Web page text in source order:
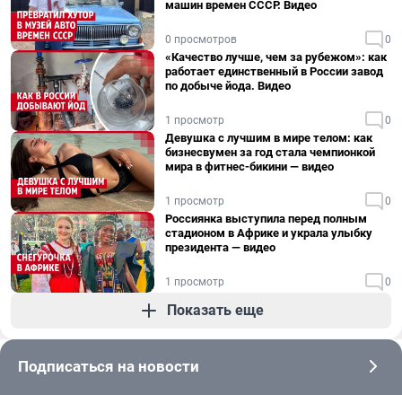
машин времен СССР. Видео
0 просмотров 0
«Качество лучше, чем за рубежом»: как
работает единственный в России завод
по добыче йода. Видео
1 просмотр 0
Девушка с лучшим в мире телом: как
бизнесвумен за год стала чемпионкой
мира в фитнес-бикини — видео
1 просмотр 0
Россиянка выступила перед полным
стадионом в Африке и украла улыбку
президента — видео
1 просмотр 0
Показать еще
Подписаться на новости